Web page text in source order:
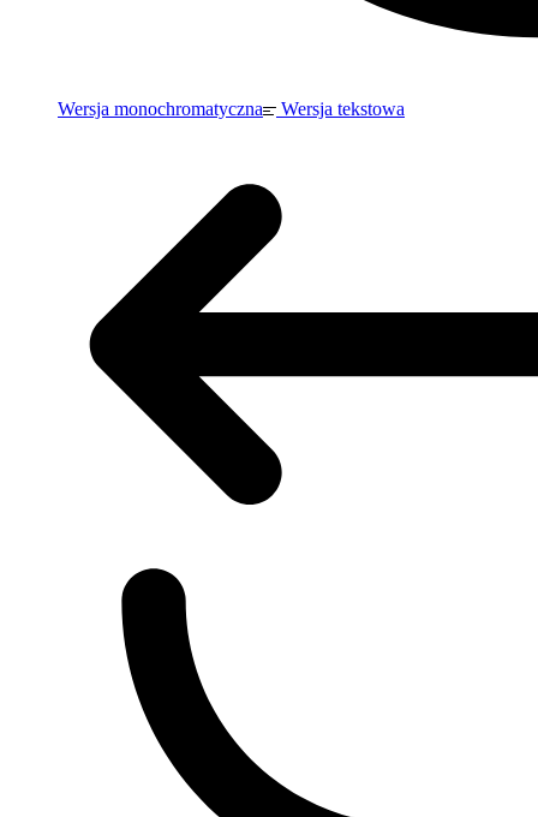
Wersja monochromatyczna Wersja tekstowa